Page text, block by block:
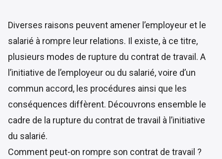
Diverses raisons peuvent amener l’employeur et le
salarié à rompre leur relations. Il existe, à ce titre,
plusieurs modes de rupture du contrat de travail. A
l’initiative de l’employeur ou du salarié, voire d’un
commun accord, les procédures ainsi que les
conséquences diffèrent. Découvrons ensemble le
cadre de la rupture du contrat de travail à l’initiative
du salarié.
Comment peut-on rompre son contrat de travail ?